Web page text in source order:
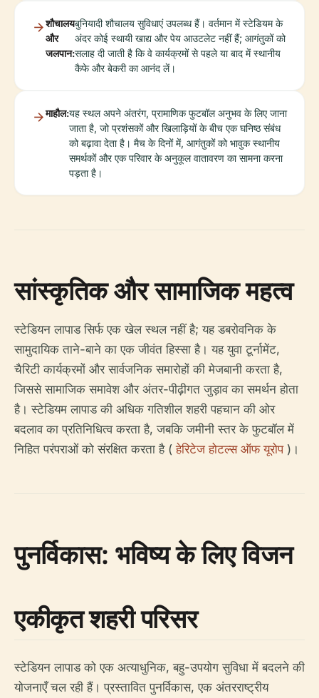
शौचालय
और
जलपान:
बुनियादी शौचालय सुविधाएं उपलब्ध हैं। वर्तमान में स्टेडियम के
अंदर कोई स्थायी खाद्य और पेय आउटलेट नहीं हैं; आगंतुकों को
सलाह दी जाती है कि वे कार्यक्रमों से पहले या बाद में स्थानीय
कैफे और बेकरी का आनंद लें।
माहौल:यह स्थल अपने अंतरंग, प्रामाणिक फुटबॉल अनुभव के लिए जाना
जाता है, जो प्रशंसकों और खिलाड़ियों के बीच एक घनिष्ठ संबंध
को बढ़ावा देता है। मैच के दिनों में, आगंतुकों को भावुक स्थानीय
समर्थकों और एक परिवार के अनुकूल वातावरण का सामना करना
पड़ता है।
सांस्कृतिक और सामाजिक महत्व
स्टेडियन लापाड सिर्फ एक खेल स्थल नहीं है; यह डबरोवनिक के
सामुदायिक ताने-बाने का एक जीवंत हिस्सा है। यह युवा टूर्नामेंट,
चैरिटी कार्यक्रमों और सार्वजनिक समारोहों की मेजबानी करता है,
जिससे सामाजिक समावेश और अंतर-पीढ़ीगत जुड़ाव का समर्थन होता
है। स्टेडियम लापाड की अधिक गतिशील शहरी पहचान की ओर
बदलाव का प्रतिनिधित्व करता है, जबकि जमीनी स्तर के फुटबॉल में
निहित परंपराओं को संरक्षित करता है (हेरिटेज होटल्स ऑफ यूरोप)।
पुनर्विकास: भविष्य के लिए विजन
एकीकृत शहरी परिसर
स्टेडियन लापाड को एक अत्याधुनिक, बहु-उपयोग सुविधा में बदलने की
योजनाएँ चल रही हैं। प्रस्तावित पुनर्विकास, एक अंतरराष्ट्रीय